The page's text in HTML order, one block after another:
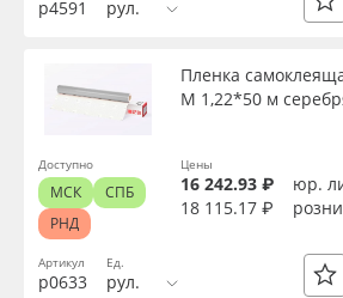
р4591 рул.
Артикул
р0633
Пленка
M 1,22*50 м
Ед.
рул.
Цены
16 242.93 ₽
юр.
18 115.17 ₽
Доступно
МСК
СПБ
РНД